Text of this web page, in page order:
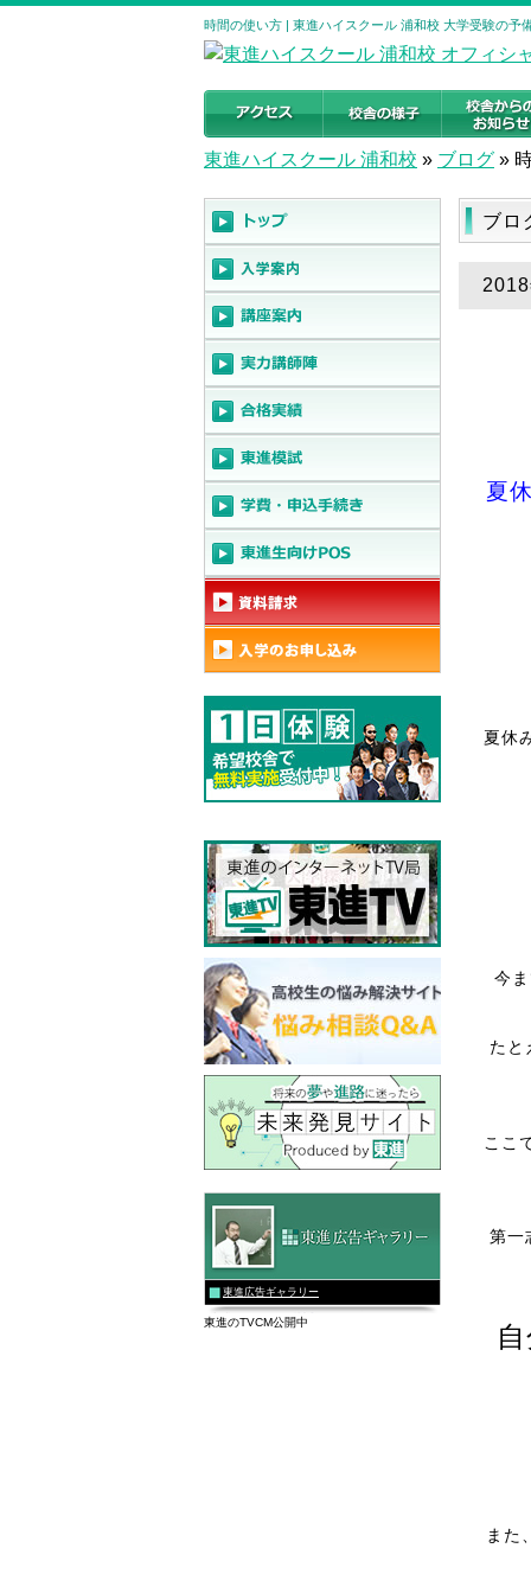
時間の使い方 | 東進ハイスクール 浦和校 大学受験の予
東進ハイスクール 浦和校 » ブログ »
ブロ
夏
夏休
今
たと
ここ
第一
また
東進広告ギャラリー
東進のTVCM公開中